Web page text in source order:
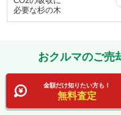
必要な杉の木
おクルマのご売
金額だけ知りたい方も！
無料査定